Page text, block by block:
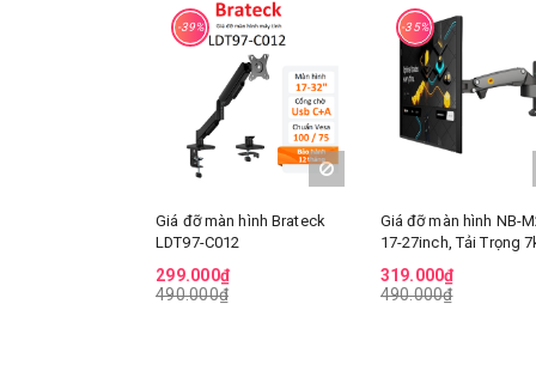
-39%
Giá đỡ màn hình Brateck
LDT97-C012
299.000₫
490.000₫
-35%
Giá đỡ màn hình NB-
17-27inch, Tải Trọng
319.000₫
490.000₫